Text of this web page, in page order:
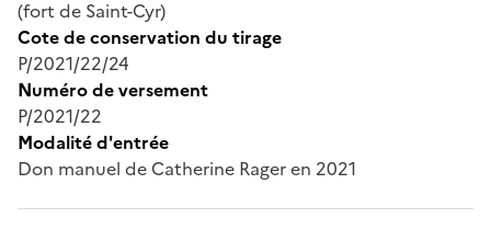
(fort de Saint-Cyr)
Cote de conservation du tirage
P/2021/22/24
Numéro de versement
P/2021/22
Modalité d'entrée
Don manuel de Catherine Rager en 2021